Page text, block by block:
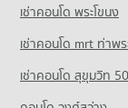
มีคอนโดขาย 5,896 ประ
คอนโด รร.ราชนั
178 โครงการ
คอนโดให้เช่า บิ๊กซี เ
มีคอนโดให้เช่า 47,041
ขายคอนโด บิ๊กซี เอ็ก
มีคอนโดขาย 17,664 ปร
คอนโด กระทรวงก
223 โครงการ
คอนโดให้เช่า กระทร
มีคอนโดให้เช่า 8,182 ป
เช่าคอนโด พระโขนง
เช่าคอนโด mrt ท่าพร
เช่าคอนโด สุขุมวิท 50